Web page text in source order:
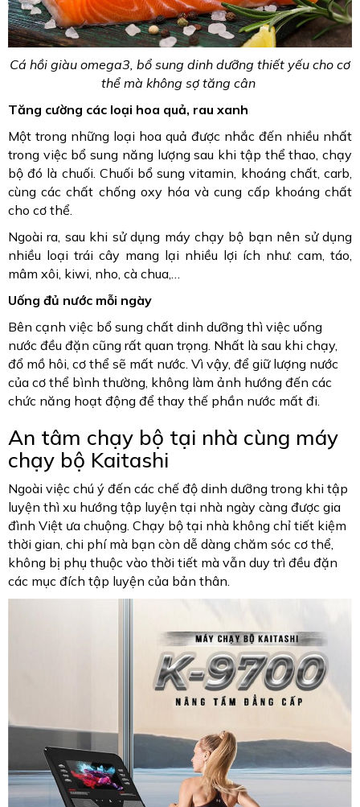
Cá hồi giàu omega3, bổ sung dinh dưỡng thiết yếu cho cơ
thể mà không sợ tăng cân
Tăng cường các loại hoa quả, rau xanh
Một trong những loại hoa quả được nhắc đến nhiều nhất
trong việc bổ sung năng lượng sau khi tập thể thao, chạy
bộ đó là chuối. Chuối bổ sung vitamin, khoáng chất, carb,
cùng các chất chống oxy hóa và cung cấp khoáng chất
cho cơ thể.
Ngoài ra, sau khi sử dụng máy chạy bộ bạn nên sử dụng
nhiều loại trái cây mang lại nhiều lợi ích như: cam, táo,
mâm xôi, kiwi, nho, cà chua,…
Uống đủ nước mỗi ngày
Bên cạnh việc bổ sung chất dinh dưỡng thì việc uống
nước đều đặn cũng rất quan trọng. Nhất là sau khi chạy,
đổ mồ hôi, cơ thể sẽ mất nước. Vì vậy, để giữ lượng nước
của cơ thể bình thường, không làm ảnh hướng đến các
chức năng hoạt động để thay thế phần nước mất đi.
An tâm chạy bộ tại nhà cùng máy
chạy bộ Kaitashi
Ngoài việc chú ý đến các chế độ dinh dưỡng trong khi tập
luyện thì xu hướng tập luyện tại nhà ngày càng được gia
đình Việt ưa chuộng. Chạy bộ tại nhà không chỉ tiết kiệm
thời gian, chi phí mà bạn còn dễ dàng chăm sóc cơ thể,
không bị phụ thuộc vào thời tiết mà vẫn duy trì đều đặn
các mục đích tập luyện của bản thân.